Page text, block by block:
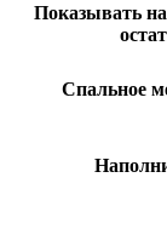
Показывать
Спальное